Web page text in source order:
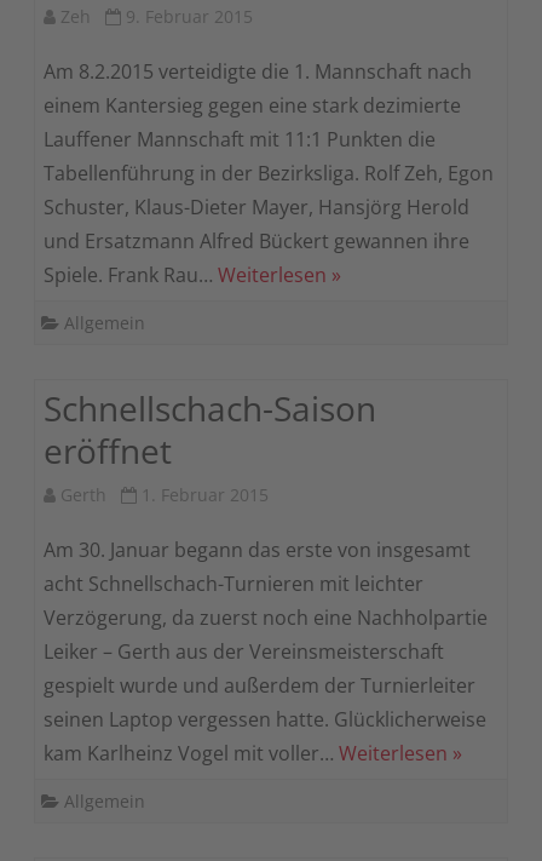
Zeh 9. Februar 2015
Am 8.2.2015 verteidigte die 1. Mannschaft nach
einem Kantersieg gegen eine stark dezimierte
Lauffener Mannschaft mit 11:1 Punkten die
Tabellenführung in der Bezirksliga. Rolf Zeh, Egon
Schuster, Klaus-Dieter Mayer, Hansjörg Herold
und Ersatzmann Alfred Bückert gewannen ihre
Spiele. Frank Rau… Weiterlesen »
Allgemein
Schnellschach-Saison
eröffnet
Gerth 1. Februar 2015
Am 30. Januar begann das erste von insgesamt
acht Schnellschach-Turnieren mit leichter
Verzögerung, da zuerst noch eine Nachholpartie
Leiker – Gerth aus der Vereinsmeisterschaft
gespielt wurde und außerdem der Turnierleiter
seinen Laptop vergessen hatte. Glücklicherweise
kam Karlheinz Vogel mit voller… Weiterlesen »
Allgemein